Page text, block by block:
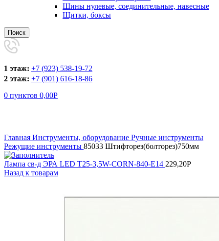
Шины нулевые, соединительные, навесные
Щитки, боксы
Поиск
1 этаж: +7 (923) 538-19-72
2 этаж: +7 (901) 616-18-86
0 пунктов 0,00Р
Главная Инструменты, оборудование Ручные инструменты
Режущие инструменты 85033 Штифторез(болторез)750мм
Лампа св-д ЭРА LED Т25-3,5W-CORN-840-Е14 229,20Р
Назад к товарам